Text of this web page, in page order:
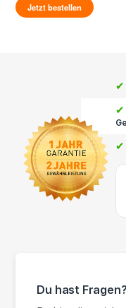
Jetzt bestellen
✔
✔
✔
Du hast Fragen?